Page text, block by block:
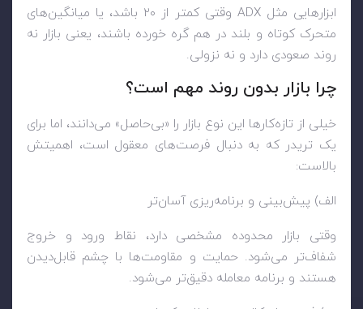
ابزارهایی مثل ADX وقتی کمتر از ۲۰ باشد، یا میانگین‌های
متحرک کوتاه و بلند در هم گره خورده باشند، یعنی بازار نه
روند صعودی دارد و نه نزولی.
چرا بازار بدون روند مهم است؟
خیلی از تازه‌کارها این نوع بازار را «بی‌حاصل» می‌دانند، اما برای
یک تریدر که به دنبال فرصت‌های معقول است، اهمیتش
بالاست:
الف) پیش‌بینی و برنامه‌ریزی آسان‌تر
وقتی بازار محدوده مشخصی دارد، نقاط ورود و خروج
شفاف‌تر می‌شود. حمایت و مقاومت‌ها با چشم قابل‌دیدن
هستند و برنامه معامله دقیق‌تر می‌شود.